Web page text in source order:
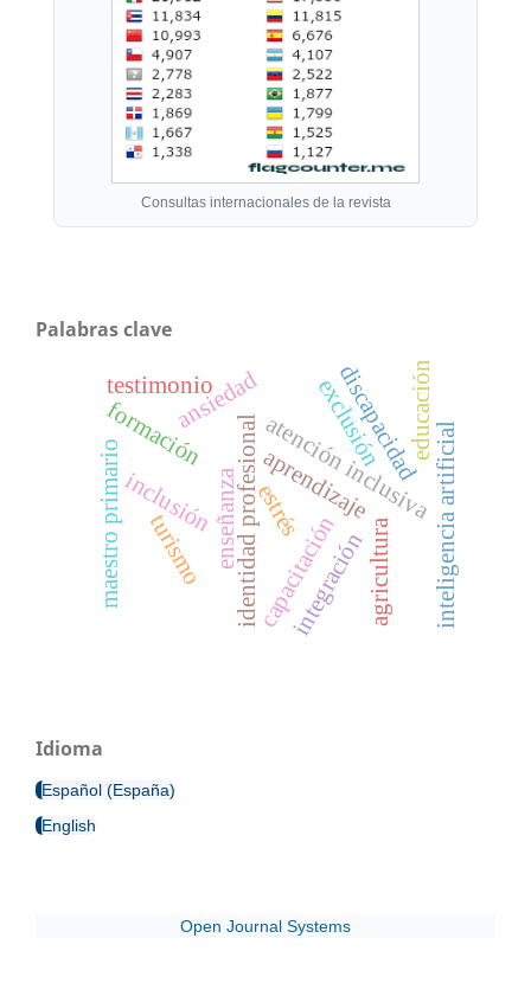
Consultas internacionales de la revista
Palabras clave
formación atención inclusiva
identidad profesional
enseñanza aprendizaje
inclusión
exclusión
discapacidad
capacitación inteligencia artificial
estrés
ansiedad
maestro primario agricultura
turismo
educación
integración
testimonio
Idioma
Español (España)
English
Open Journal Systems